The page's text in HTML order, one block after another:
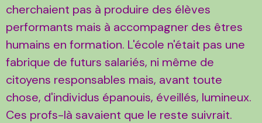
cherchaient pas à produire des élèves
performants mais à accompagner des êtres
humains en formation. L'école n'était pas une
fabrique de futurs salariés, ni même de
citoyens responsables mais, avant toute
chose, d'individus épanouis, éveillés, lumineux.
Ces profs-là savaient que le reste suivrait.